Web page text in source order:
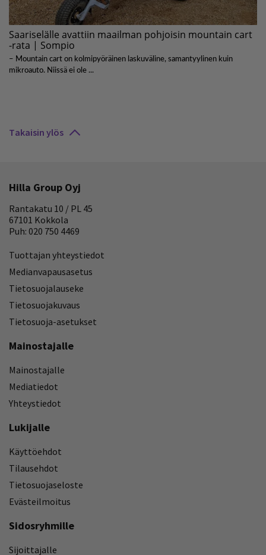
Takaisin ylös
Hilla Group Oyj
Rantakatu 10 / PL 45
67101 Kokkola
Puh: 020 750 4469
Tuottajan yhteystiedot
Medianvapausasetus
Tietosuojalauseke
Tietosuojakuvaus
Tietosuoja-asetukset
Mainostajalle
Mainostajalle
Mediatiedot
Yhteystiedot
Lukijalle
Käyttöehdot
Tilausehdot
Tietosuojaseloste
Evästeilmoitus
Sidosryhmille
Sijoittajalle